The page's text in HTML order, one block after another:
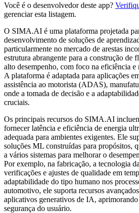
Você é o desenvolvedor deste app?
gerenciar esta listagem.
O SIMA.AI é uma plataforma projetada
desenvolvimento de soluções de
particularmente no mercado de arestas
estrutura abrangente para a construção de
alto desempenho, com foco na eficiência e
A plataforma é adaptada para aplicações
assistência ao motorista (ADAS),
onde a tomada de decisão e a
cruciais.
Os principais recursos do SIMA.AI
fornecer latência e eficiência de energia
adequada para ambientes exigentes. Ele
soluções ML construídas para propósitos,
a vários sistemas para melhorar o
Por exemplo, na fabricação, a tecnologia
verificações e ajustes de qualidade em
adaptabilidade do tipo humano nos
automotivo, ele suporta recursos
aplicativos generativos de IA, aprimorando
segurança do usuário.